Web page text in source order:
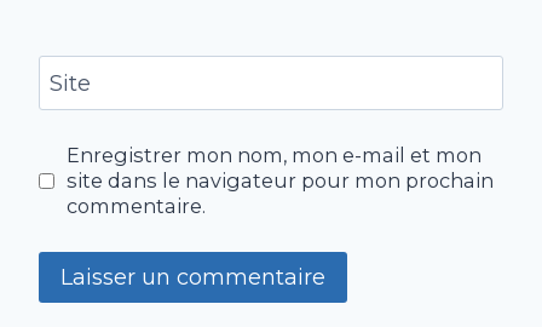
Site
Enregistrer mon nom, mon e-mail et mon
site dans le navigateur pour mon prochain
commentaire.